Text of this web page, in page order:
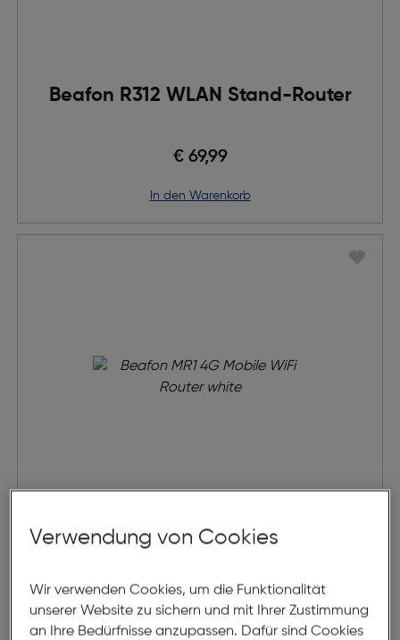
Beafon R312 WLAN Stand-Router
€ 69,99
in den Warenkorb
Beafon MR1 4G Mobile WiFi Router
€ 29,99
in den Warenkorb
Verwendung von Cookies
Wir verwenden Cookies, um die Funktionalität
unserer Website zu sichern und mit Ihrer Zustimmung
an Ihre Bedürfnisse anzupassen. Dafür sind Cookies